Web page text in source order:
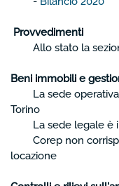
Provvedimenti
Allo stato la
Beni immobili e
La sede operativa
Torino
La sede legale è in
Corep non
locazione